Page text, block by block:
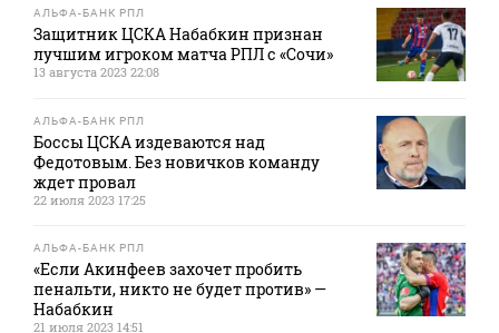
АЛЬФА-БАНК РПЛ
Защитник ЦСКА Набабкин признан
лучшим игроком матча РПЛ с «Сочи»
13 августа 2023 22:08
АЛЬФА-БАНК РПЛ
Боссы ЦСКА издеваются над
Федотовым. Без новичков команду
ждет провал
22 июля 2023 17:25
АЛЬФА-БАНК РПЛ
«Если Акинфеев захочет пробить
пенальти, никто не будет против» —
Набабкин
21 июля 2023 14:51